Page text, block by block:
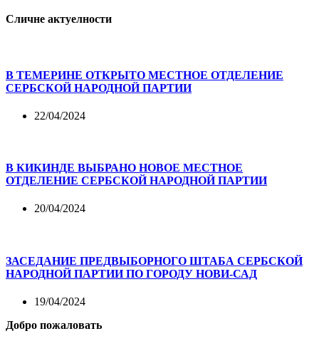
Сличне актуелности
В ТЕМЕРИНЕ ОТКРЫТО МЕСТНОЕ ОТДЕЛЕНИЕ
СЕРБСКОЙ НАРОДНОЙ ПАРТИИ
22/04/2024
В КИКИНДЕ ВЫБРАНО НОВОЕ МЕСТНОЕ
ОТДЕЛЕНИЕ СЕРБСКОЙ НАРОДНОЙ ПАРТИИ
20/04/2024
ЗАСЕДАНИЕ ПРЕДВЫБОРНОГО ШТАБА СЕРБСКОЙ
НАРОДНОЙ ПАРТИИ ПО ГОРОДУ НОВИ-САД
19/04/2024
Добро пожаловать